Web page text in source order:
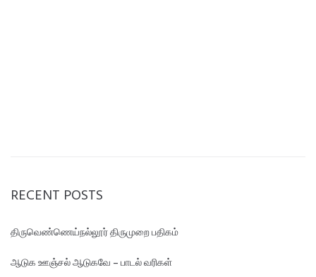
RECENT POSTS
திருவெண்ணெய்நல்லூர் திருமுறை பதிகம்
ஆடுக ஊஞ்சல் ஆடுகவே – பாடல் வரிகள்